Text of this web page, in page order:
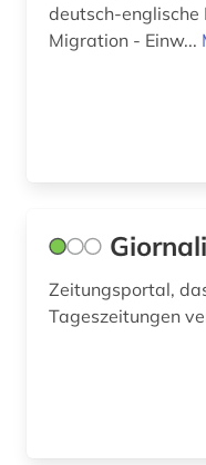
deutsch-
Migration - Einw...
Zeitungsportal,
Tageszeitungen